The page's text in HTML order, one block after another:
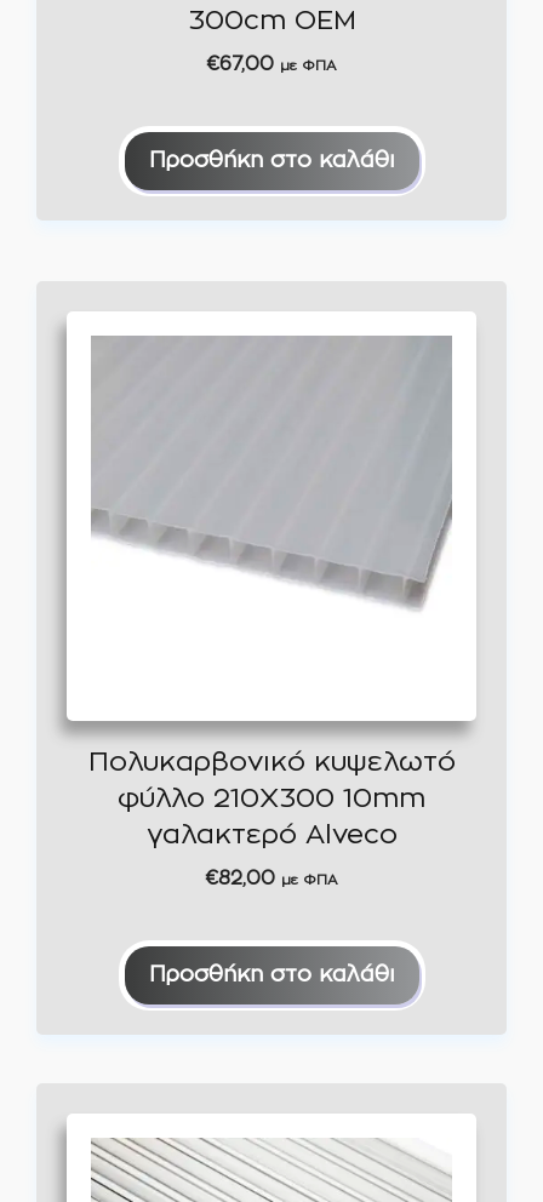
300cm OEM
€67,00 με ΦΠΑ
Προσθήκη στο καλάθι
Πολυκαρβονικό κυψελωτό
φύλλο 210Χ300 10mm
γαλακτερό Alveco
€82,00 με ΦΠΑ
Προσθήκη στο καλάθι